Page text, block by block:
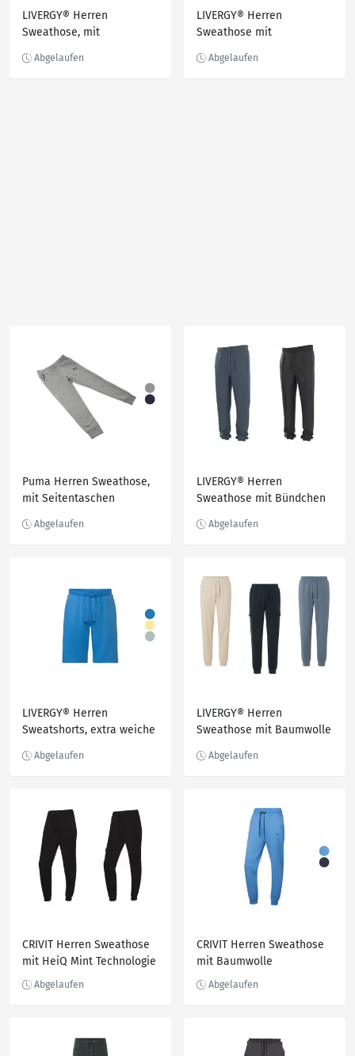
LIVERGY® Herren
Sweathose, mit
LIVERGY® Herren
Sweathose mit
Klettverschluss
Puma Herren Sweathose,
mit Seitentaschen
LIVERGY® Herren
Sweathose mit Bündchen
LIVERGY® Herren
Sweatshorts, extra weiche
Baumwolle
LIVERGY® Herren
Sweathose mit Baumwolle
CRIVIT Herren Sweathose
mit HeiQ Mint Technologie
CRIVIT Herren Sweathose
mit Baumwolle